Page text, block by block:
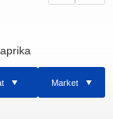
Market